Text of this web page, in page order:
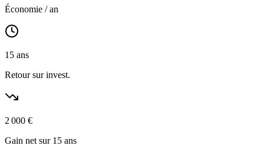
Économie / an
15 ans
Retour sur invest.
2 000 €
Gain net sur 15 ans